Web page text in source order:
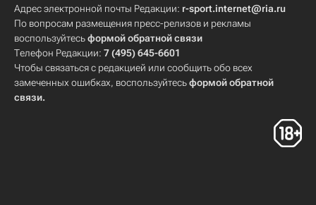
Адрес электронной почты Редакции: r-sport.internet@ria.ru
По вопросам размещения пресс-релизов и рекламы
воспользуйтесьформой обратной связи
Телефон Редакции: 7 (495) 645-6601
Чтобы связаться с редакцией или сообщить обо всех
замеченных ошибках, воспользуйтесьформой обратной
связи.